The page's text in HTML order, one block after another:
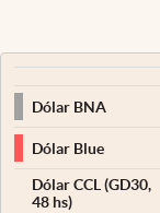
Dólar BNA
Dólar Blue
Dólar CCL (GD30,
48 hs)